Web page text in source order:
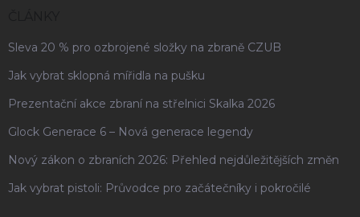
Sleva 20 % pro ozbrojené složky na zbraně CZUB
Jak vybrat sklopná mířidla na pušku
Prezentační akce zbraní na střelnici Skalka 2026
Glock Generace 6 – Nová generace legendy
Nový zákon o zbraních 2026: Přehled nejdůležitějších změn
Jak vybrat pistoli: Průvodce pro začátečníky i pokročilé